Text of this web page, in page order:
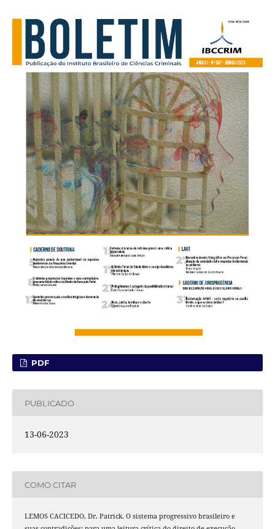
PDF
PUBLICADO
13-06-2023
COMO CITAR
LEMOS CACICEDO, Dr. Patrick. O sistema progressivo brasileiro e